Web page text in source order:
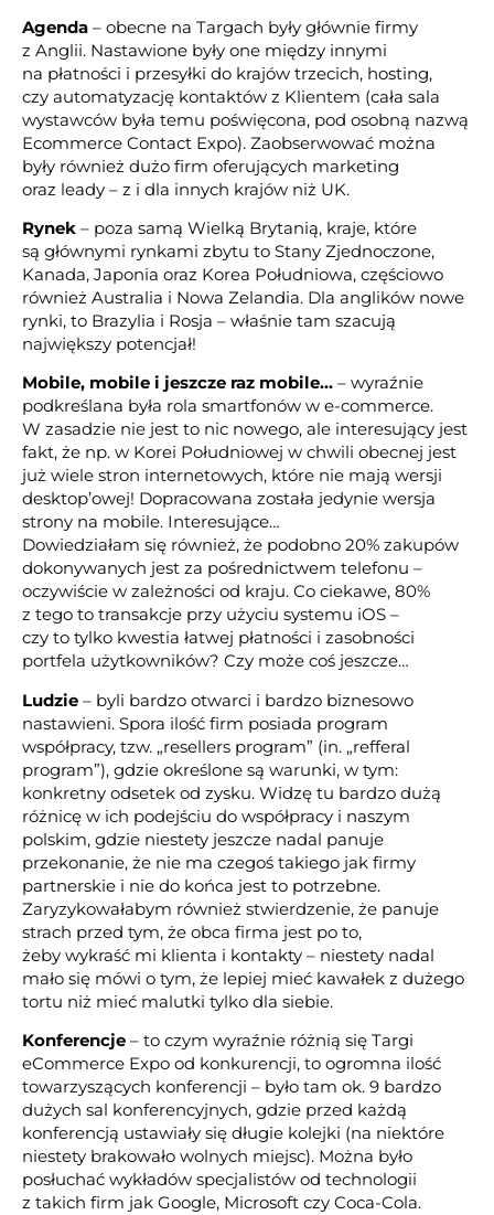
Agenda – obecne na Targach były głównie firmy
z Anglii. Nastawione były one między innymi
na płatności i przesyłki do krajów trzecich, hosting,
czy automatyzację kontaktów z Klientem (cała sala
wystawców była temu poświęcona, pod osobną nazwą
Ecommerce Contact Expo). Zaobserwować można
były również dużo firm oferujących marketing
oraz leady – z i dla innych krajów niż UK.
Rynek – poza samą Wielką Brytanią, kraje, które
są głównymi rynkami zbytu to Stany Zjednoczone,
Kanada, Japonia oraz Korea Południowa, częściowo
również Australia i Nowa Zelandia. Dla anglików nowe
rynki, to Brazylia i Rosja – właśnie tam szacują
największy potencjał!
Mobile, mobile i jeszcze raz mobile… – wyraźnie
podkreślana była rola smartfonów w e-commerce.
W zasadzie nie jest to nic nowego, ale interesujący jest
fakt, że np. w Korei Południowej w chwili obecnej jest
już wiele stron internetowych, które nie mają wersji
desktop’owej! Dopracowana została jedynie wersja
strony na mobile. Interesujące…
Dowiedziałam się również, że podobno 20% zakupów
dokonywanych jest za pośrednictwem telefonu –
oczywiście w zależności od kraju. Co ciekawe, 80%
z tego to transakcje przy użyciu systemu iOS –
czy to tylko kwestia łatwej płatności i zasobności
portfela użytkowników? Czy może coś jeszcze…
Ludzie – byli bardzo otwarci i bardzo biznesowo
nastawieni. Spora ilość firm posiada program
współpracy, tzw. „resellers program” (in. „refferal
program”), gdzie określone są warunki, w tym:
konkretny odsetek od zysku. Widzę tu bardzo dużą
różnicę w ich podejściu do współpracy i naszym
polskim, gdzie niestety jeszcze nadal panuje
przekonanie, że nie ma czegoś takiego jak firmy
partnerskie i nie do końca jest to potrzebne.
Zaryzykowałabym również stwierdzenie, że panuje
strach przed tym, że obca firma jest po to,
żeby wykraść mi klienta i kontakty – niestety nadal
mało się mówi o tym, że lepiej mieć kawałek z dużego
tortu niż mieć malutki tylko dla siebie.
Konferencje – to czym wyraźnie różnią się Targi
eCommerce Expo od konkurencji, to ogromna ilość
towarzyszących konferencji – było tam ok. 9 bardzo
dużych sal konferencyjnych, gdzie przed każdą
konferencją ustawiały się długie kolejki (na niektóre
niestety brakowało wolnych miejsc). Można było
posłuchać wykładów specjalistów od technologii
z takich firm jak Google, Microsoft czy Coca-Cola.